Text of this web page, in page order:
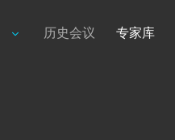
历史会议 专家库